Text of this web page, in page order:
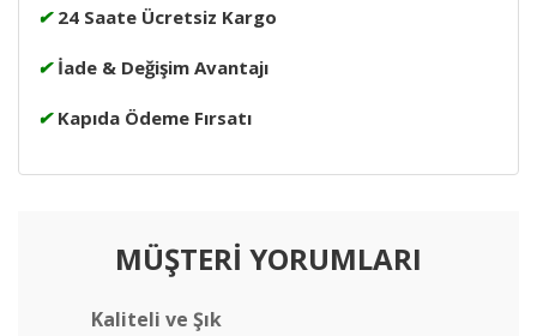
✔ 24 Saate Ücretsiz Kargo
✔ İade & Değişim Avantajı
✔ Kapıda Ödeme Fırsatı
MÜŞTERİ YORUMLARI
Kaliteli ve Şık